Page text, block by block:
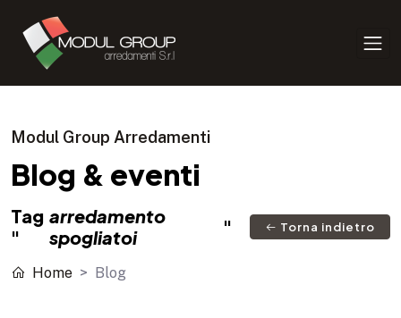
Modul Group Arredamenti
Blog & eventi
Tag
"
arredamento
spogliatoi
" Torna indietro
Home Blog